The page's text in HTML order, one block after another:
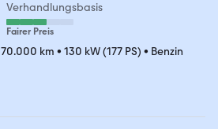
Verhandlungsbasis
Fairer Preis
70.000 km • 130 kW (177 PS) • Benzin